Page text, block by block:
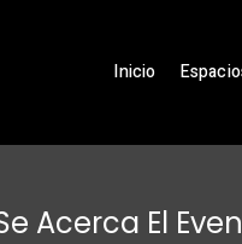
Inicio
Acerca El